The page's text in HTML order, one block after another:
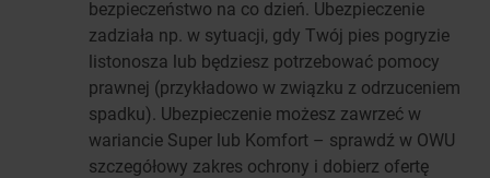
bezpieczeństwo na co dzień. Ubezpieczenie
zadziała np. w sytuacji, gdy Twój pies pogryzie
listonosza lub będziesz potrzebować pomocy
prawnej (przykładowo w związku z odrzuceniem
spadku). Ubezpieczenie możesz zawrzeć w
wariancie Super lub Komfort – sprawdź w OWU
szczegółowy zakres ochrony i dobierz ofertę